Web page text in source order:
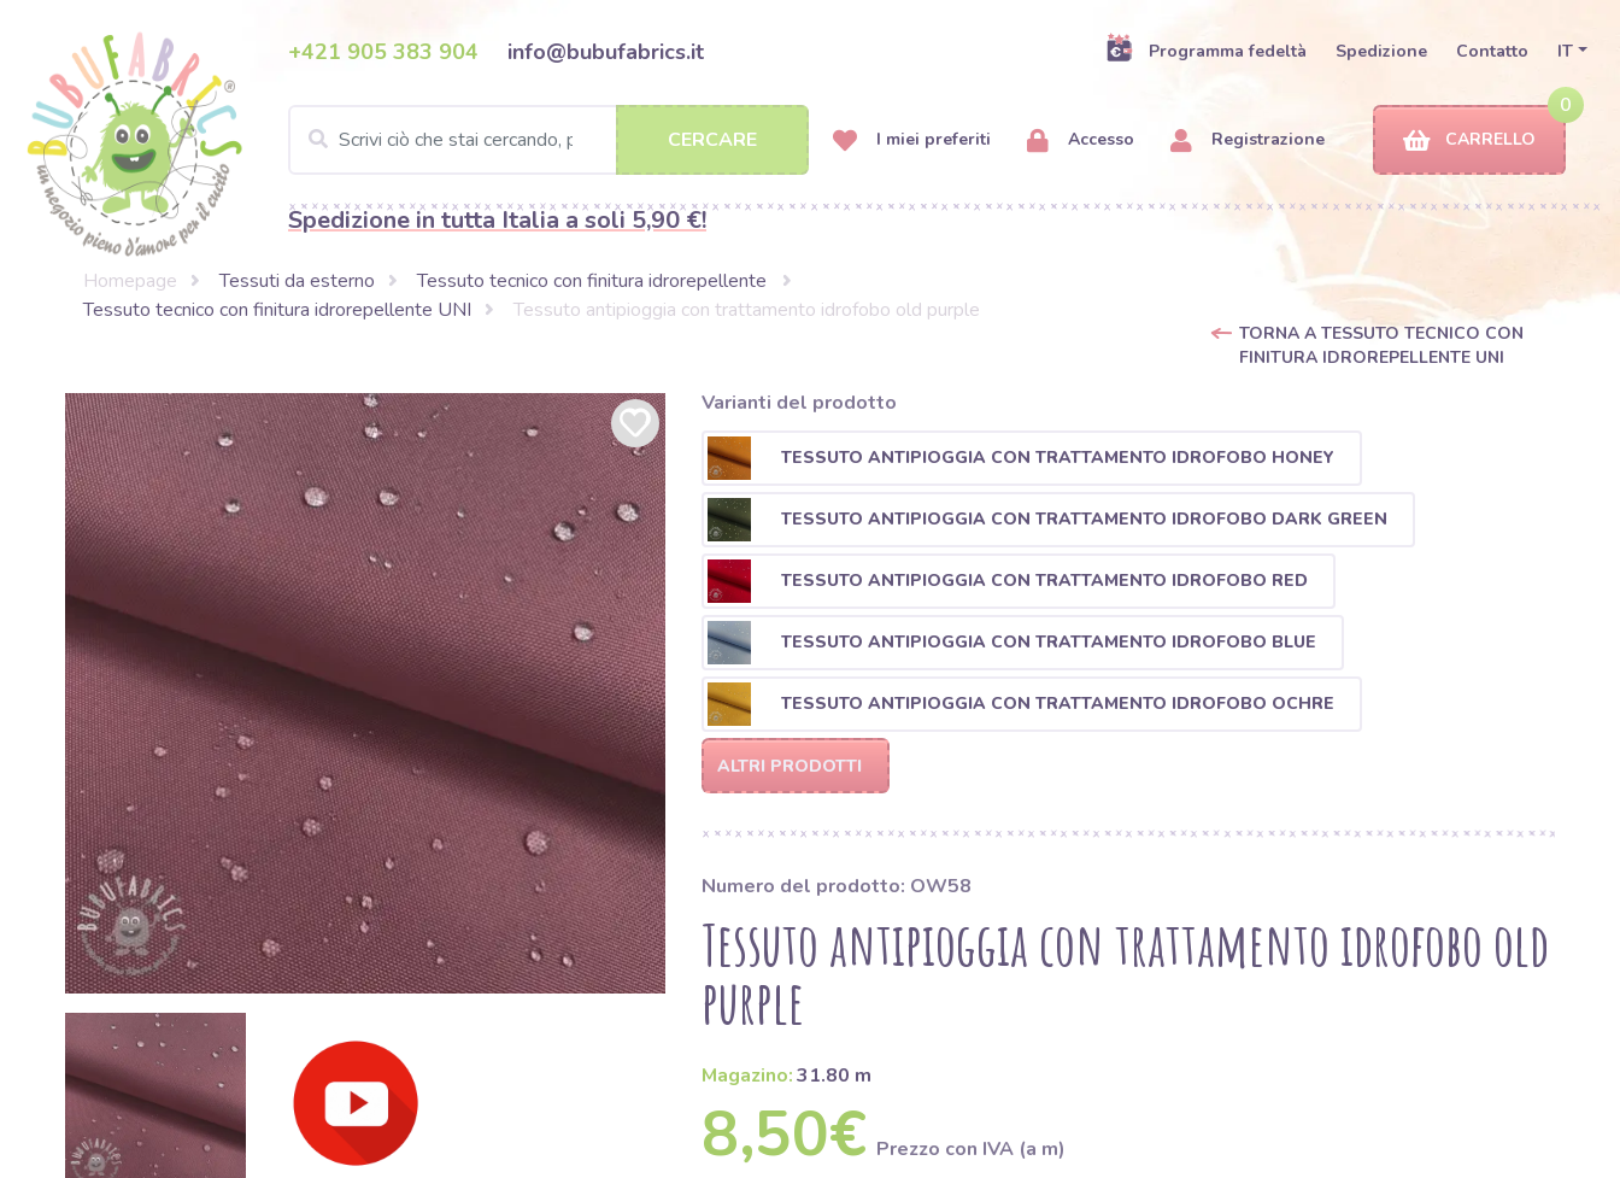
+421 905 383 904 info@bubufabrics.it Programma fedeltà Spedizione Contatto IT
CERCARE I miei preferiti Accesso Registrazione
0
CARRELLO
Spedizione in tutta Italia a soli 5,90 €!
Homepage Tessuti da esterno
Tessuto tecnico con finitura idrorepellente
Tessuto tecnico con finitura idrorepellente UNI
Tessuto antipioggia con trattamento idrofobo old purple
TORNA A TESSUTO TECNICO CON
FINITURA IDROREPELLENTE UNI
Varianti del prodotto
TESSUTO ANTIPIOGGIA CON TRATTAMENTO IDROFOBO HONEY
TESSUTO ANTIPIOGGIA CON TRATTAMENTO IDROFOBO DARK GREEN
TESSUTO ANTIPIOGGIA CON TRATTAMENTO IDROFOBO RED
TESSUTO ANTIPIOGGIA CON TRATTAMENTO IDROFOBO BLUE
TESSUTO ANTIPIOGGIA CON TRATTAMENTO IDROFOBO OCHRE
ALTRI PRODOTTI
Numero del prodotto: OW58
Tessuto antipioggia con trattamento idrofobo old
purple
Magazino:31.80 m
8,50€ Prezzo con IVA (a m)